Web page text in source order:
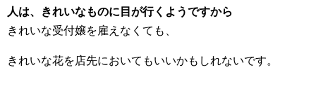
人は、きれいなものに目が行くようですから
きれいな受付嬢を雇えなくても、
きれいな花を店先においてもいいかもしれないです。